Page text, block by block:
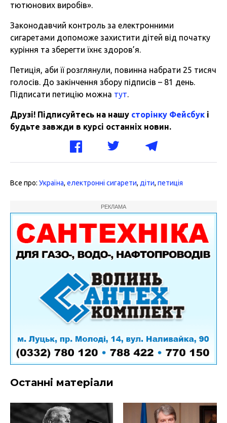
тютюнових виробів».
Законодавчий контроль за електронними
сигаретами допоможе захистити дітей від початку
куріння та зберегти їхнє здоров’я.
Петиція, аби її розглянули, повинна набрати 25 тисяч
голосів. До закінчення збору підписів – 81 день.
Підписати петицію можна тут.
Друзі! Підписуйтесь на нашу сторінку Фейсбук і
будьте завжди в курсі останніх новин.
Все про: Україна, електронні сигарети, діти, петиція
РЕКЛАМА
Останні матеріали